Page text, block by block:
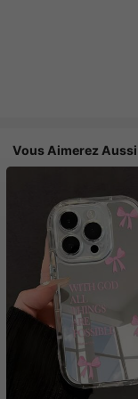
Vous Aimerez Aussi